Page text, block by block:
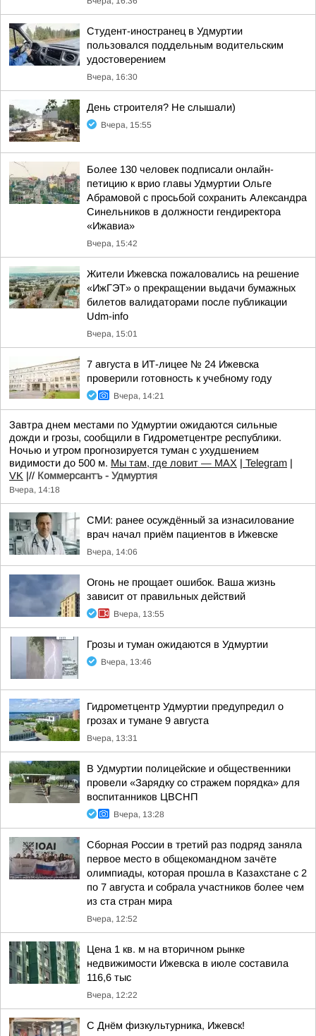
Студент-иностранец в Удмуртии
пользовался поддельным водительским
удостоверением
Вчера, 16:30
День строителя? Не слышали)
Вчера, 15:55
Более 130 человек подписали онлайн-
петицию к врио главы Удмуртии Ольге
Абрамовой с просьбой сохранить Александра
Синельников в должности гендиректора
«Ижавиа»
Вчера, 15:42
Жители Ижевска пожаловались на решение
«ИжГЭТ» о прекращении выдачи бумажных
билетов валидаторами после публикации
Udm-info
Вчера, 15:01
7 августа в ИТ-лицее № 24 Ижевска
проверили готовность к учебному году
Вчера, 14:21
Завтра днем местами по Удмуртии ожидаются сильные
дожди и грозы, сообщили в Гидрометцентре республики.
Ночью и утром прогнозируется туман с ухудшением
видимости до 500 м. Мы там, где ловит — MAX | Telegram |
VK |// Коммерсантъ - Удмуртия
Вчера, 14:18
СМИ: ранее осуждённый за изнасилование
врач начал приём пациентов в Ижевске
Вчера, 14:06
Огонь не прощает ошибок. Ваша жизнь
зависит от правильных действий
Вчера, 13:55
Грозы и туман ожидаются в Удмуртии
Вчера, 13:46
Гидрометцентр Удмуртии предупредил о
грозах и тумане 9 августа
Вчера, 13:31
В Удмуртии полицейские и общественники
провели «Зарядку со стражем порядка» для
воспитанников ЦВСНП
Вчера, 13:28
Сборная России в третий раз подряд заняла
первое место в общекомандном зачёте
олимпиады, которая прошла в Казахстане с 2
по 7 августа и собрала участников более чем
из ста стран мира
Вчера, 12:52
Цена 1 кв. м на вторичном рынке
недвижимости Ижевска в июле составила
116,6 тыс
Вчера, 12:22
С Днём физкультурника, Ижевск!